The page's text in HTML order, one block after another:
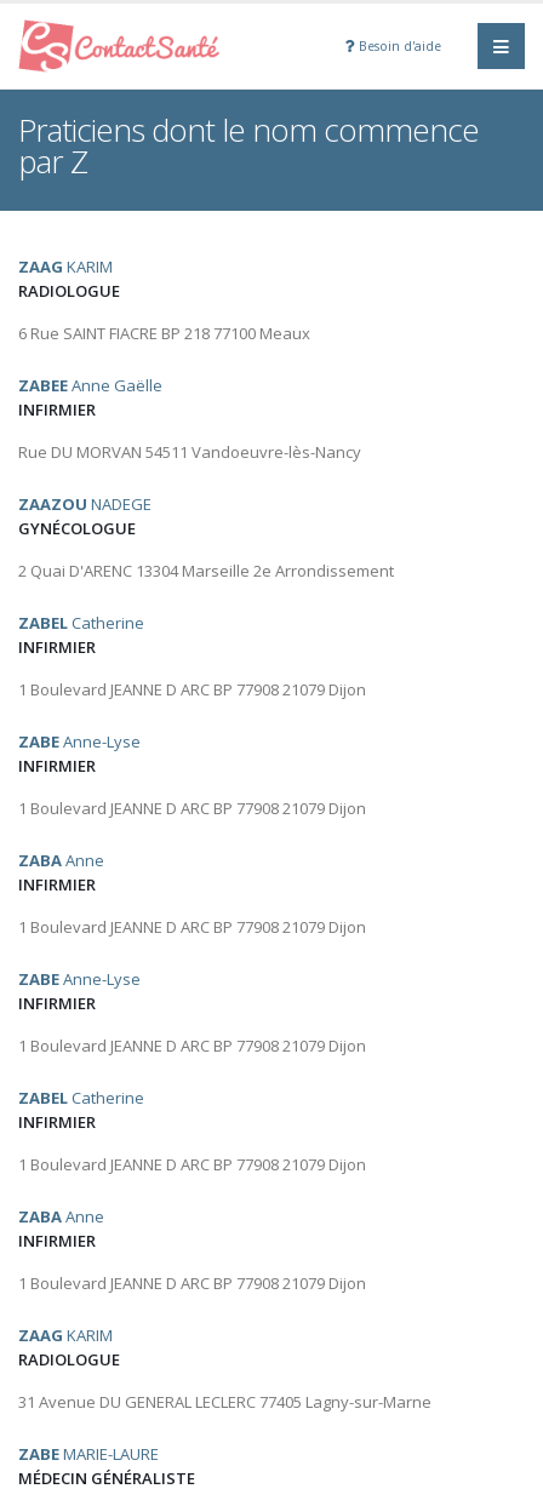
Besoin d'aide
Praticiens dont le nom commence
par Z
ZAAG KARIM
RADIOLOGUE
6 Rue SAINT FIACRE BP 218 77100 Meaux
ZABEEAnne Gaëlle
INFIRMIER
Rue DU MORVAN 54511 Vandoeuvre-lès-Nancy
ZAAZOU NADEGE
GYNÉCOLOGUE
2 Quai D'ARENC 13304 Marseille 2e Arrondissement
ZABEL Catherine
INFIRMIER
1 Boulevard JEANNE D ARC BP 77908 21079 Dijon
ZABEAnne-Lyse
INFIRMIER
1 Boulevard JEANNE D ARC BP 77908 21079 Dijon
ZABAAnne
INFIRMIER
1 Boulevard JEANNE D ARC BP 77908 21079 Dijon
ZABEAnne-Lyse
INFIRMIER
1 Boulevard JEANNE D ARC BP 77908 21079 Dijon
ZABEL Catherine
INFIRMIER
1 Boulevard JEANNE D ARC BP 77908 21079 Dijon
ZABAAnne
INFIRMIER
1 Boulevard JEANNE D ARC BP 77908 21079 Dijon
ZAAG KARIM
RADIOLOGUE
31 Avenue DU GENERAL LECLERC 77405 Lagny-sur-Marne
ZABEMARIE-LAURE
MÉDECIN GÉNÉRALISTE